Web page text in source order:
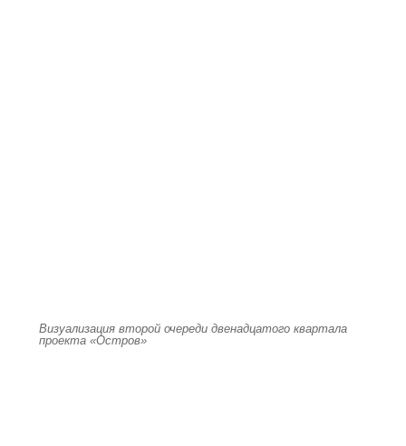
Визуализация второй очереди двенадцатого квартала
проекта «Остров»